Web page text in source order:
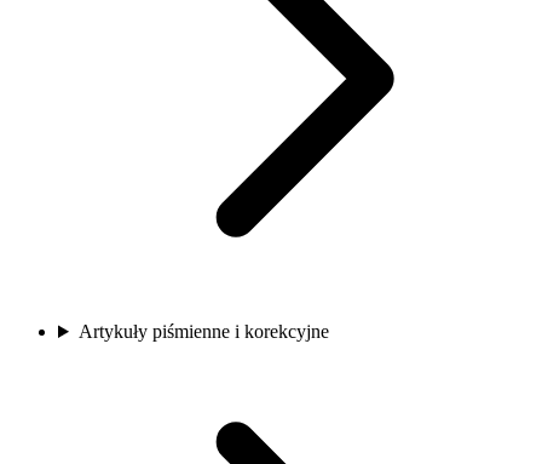
Artykuły piśmienne i korekcyjne